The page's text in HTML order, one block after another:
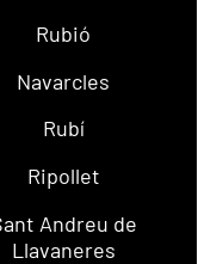
Rubió
Navarcles
Rubí
Ripollet
Andreu de
Llavaneres